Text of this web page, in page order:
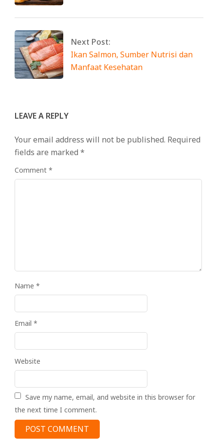
Next Post:
Ikan Salmon, Sumber Nutrisi dan
Manfaat Kesehatan
LEAVE A REPLY
Your email address will not be published. Required
fields are marked *
Comment *
Name *
Email *
Website
Save my name, email, and website in this browser for
the next time I comment.